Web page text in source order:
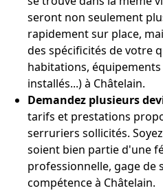
seront non seulement
rapidement sur place,
des spécificités de votre
habitations,
installés...) à Châtelain.
Demandez plusieurs
tarifs et prestations
serruriers sollicités.
soient bien partie d'une
professionnelle, gage de
compétence à Châtelain.